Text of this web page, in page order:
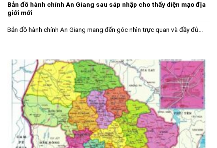
Bản đồ hành chính An Giang sau sáp nhập cho thấy diện mạo địa
giới mới
Bản đồ hành chính An Giang mang đến góc nhìn trực quan và đầy đủ...